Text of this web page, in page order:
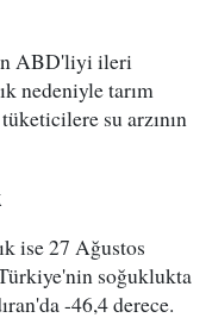
ABD'liyi ileri
nedeniyle tarım
su arzının
ise 27 Ağustos
soğuklukta
-46,4 derece.